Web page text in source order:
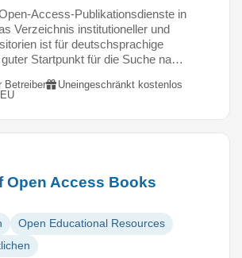
Access-Publikationsdienste in
Verzeichnis institutioneller und
ist für deutschsprachige
Startpunkt für die Suche na…
Betreiber
Uneingeschränkt kostenlos
Open Access Books
Open Educational Resources